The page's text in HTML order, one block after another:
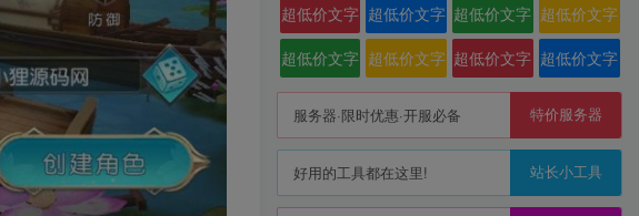
超低价文字
广告位
超低价文字
广告位
超低价文字
广告位
超低价文字
广告位
超低价文字
广告位
超低价文字
广告位
超低价文字
广告位
超低价文字
广告位
服务器·限时优惠·开服必备 特价服务器
好用的工具都在这里! 站长小工具